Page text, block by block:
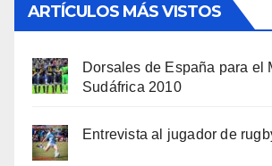
ARTÍCULOS MÁS VISTOS
Dorsales de España para el
Sudáfrica 2010
Entrevista al jugador de